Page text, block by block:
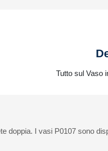
Tutto sul Vaso
doppia. I vasi P0107 sono